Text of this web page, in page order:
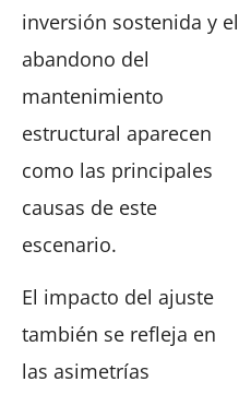
inversión sostenida y el
abandono del
mantenimiento
estructural aparecen
como las principales
causas de este
escenario.
El impacto del ajuste
también se refleja en
las asimetrías